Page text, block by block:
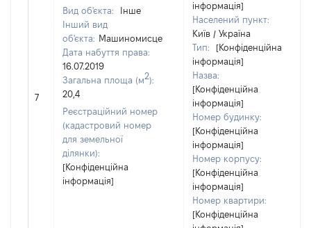
7
Вид об'єкта:
Інше
Інший вид
об'єкта: Машиномисце
Дата набуття права:
16.07.2019
Загальна площа (м2):
20,4
Реєстраційний номер
(кадастровий номер
для земельної
ділянки):
[Конфіденційна
інформація]
інформація]
Населений пункт:
Київ / Україна
Тип:
[Конфіденційна
інформація]
Назва:
[Конфіденційна
інформація]
Номер будинку:
[Конфіденційна
інформація]
Номер корпусу:
[Конфіденційна
інформація]
Номер квартири:
[Конфіденційна